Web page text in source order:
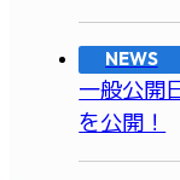
NEWS
一般公開
を公開！